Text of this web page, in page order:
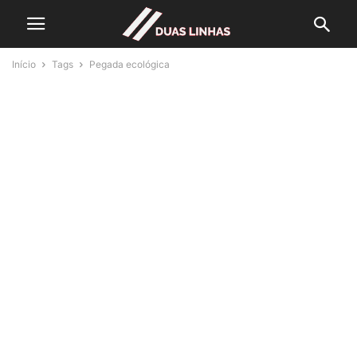
Início Tags Pegada ecológica